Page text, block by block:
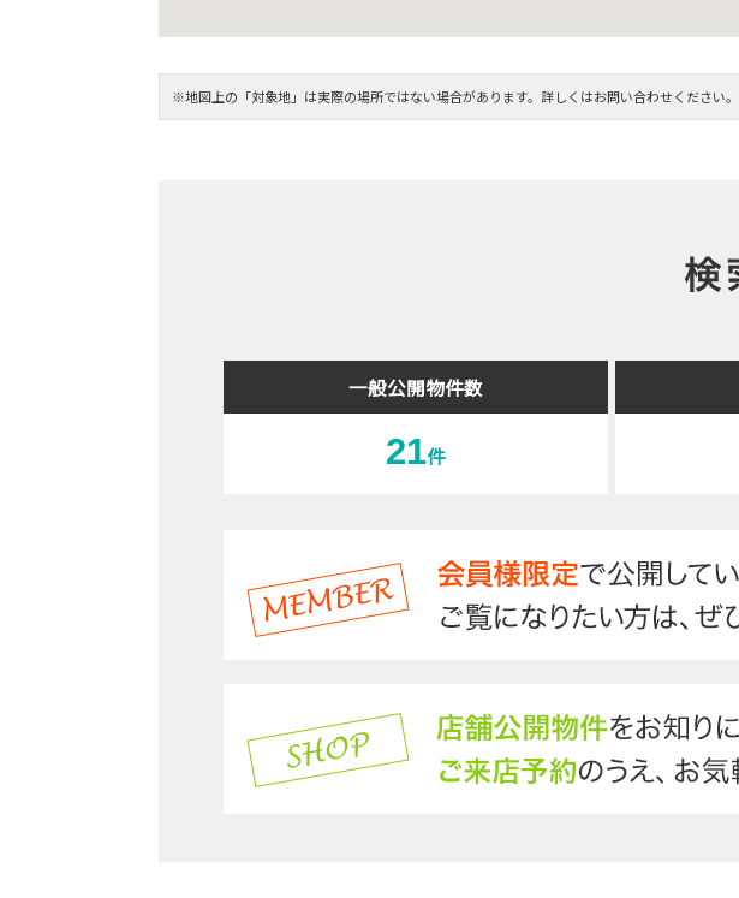
※地図上の「対象地」は実際の場所ではない場合があります。詳しくはお問い合わせください。
一般公開物件数
21件